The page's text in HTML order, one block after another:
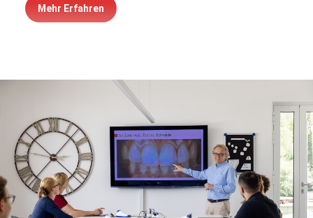
Mehr Erfahren